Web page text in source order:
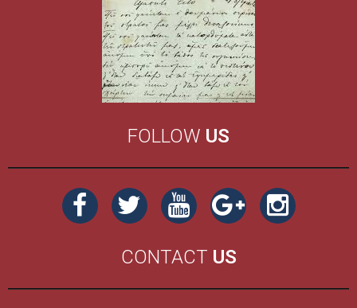
FOLLOW US
CONTACT US